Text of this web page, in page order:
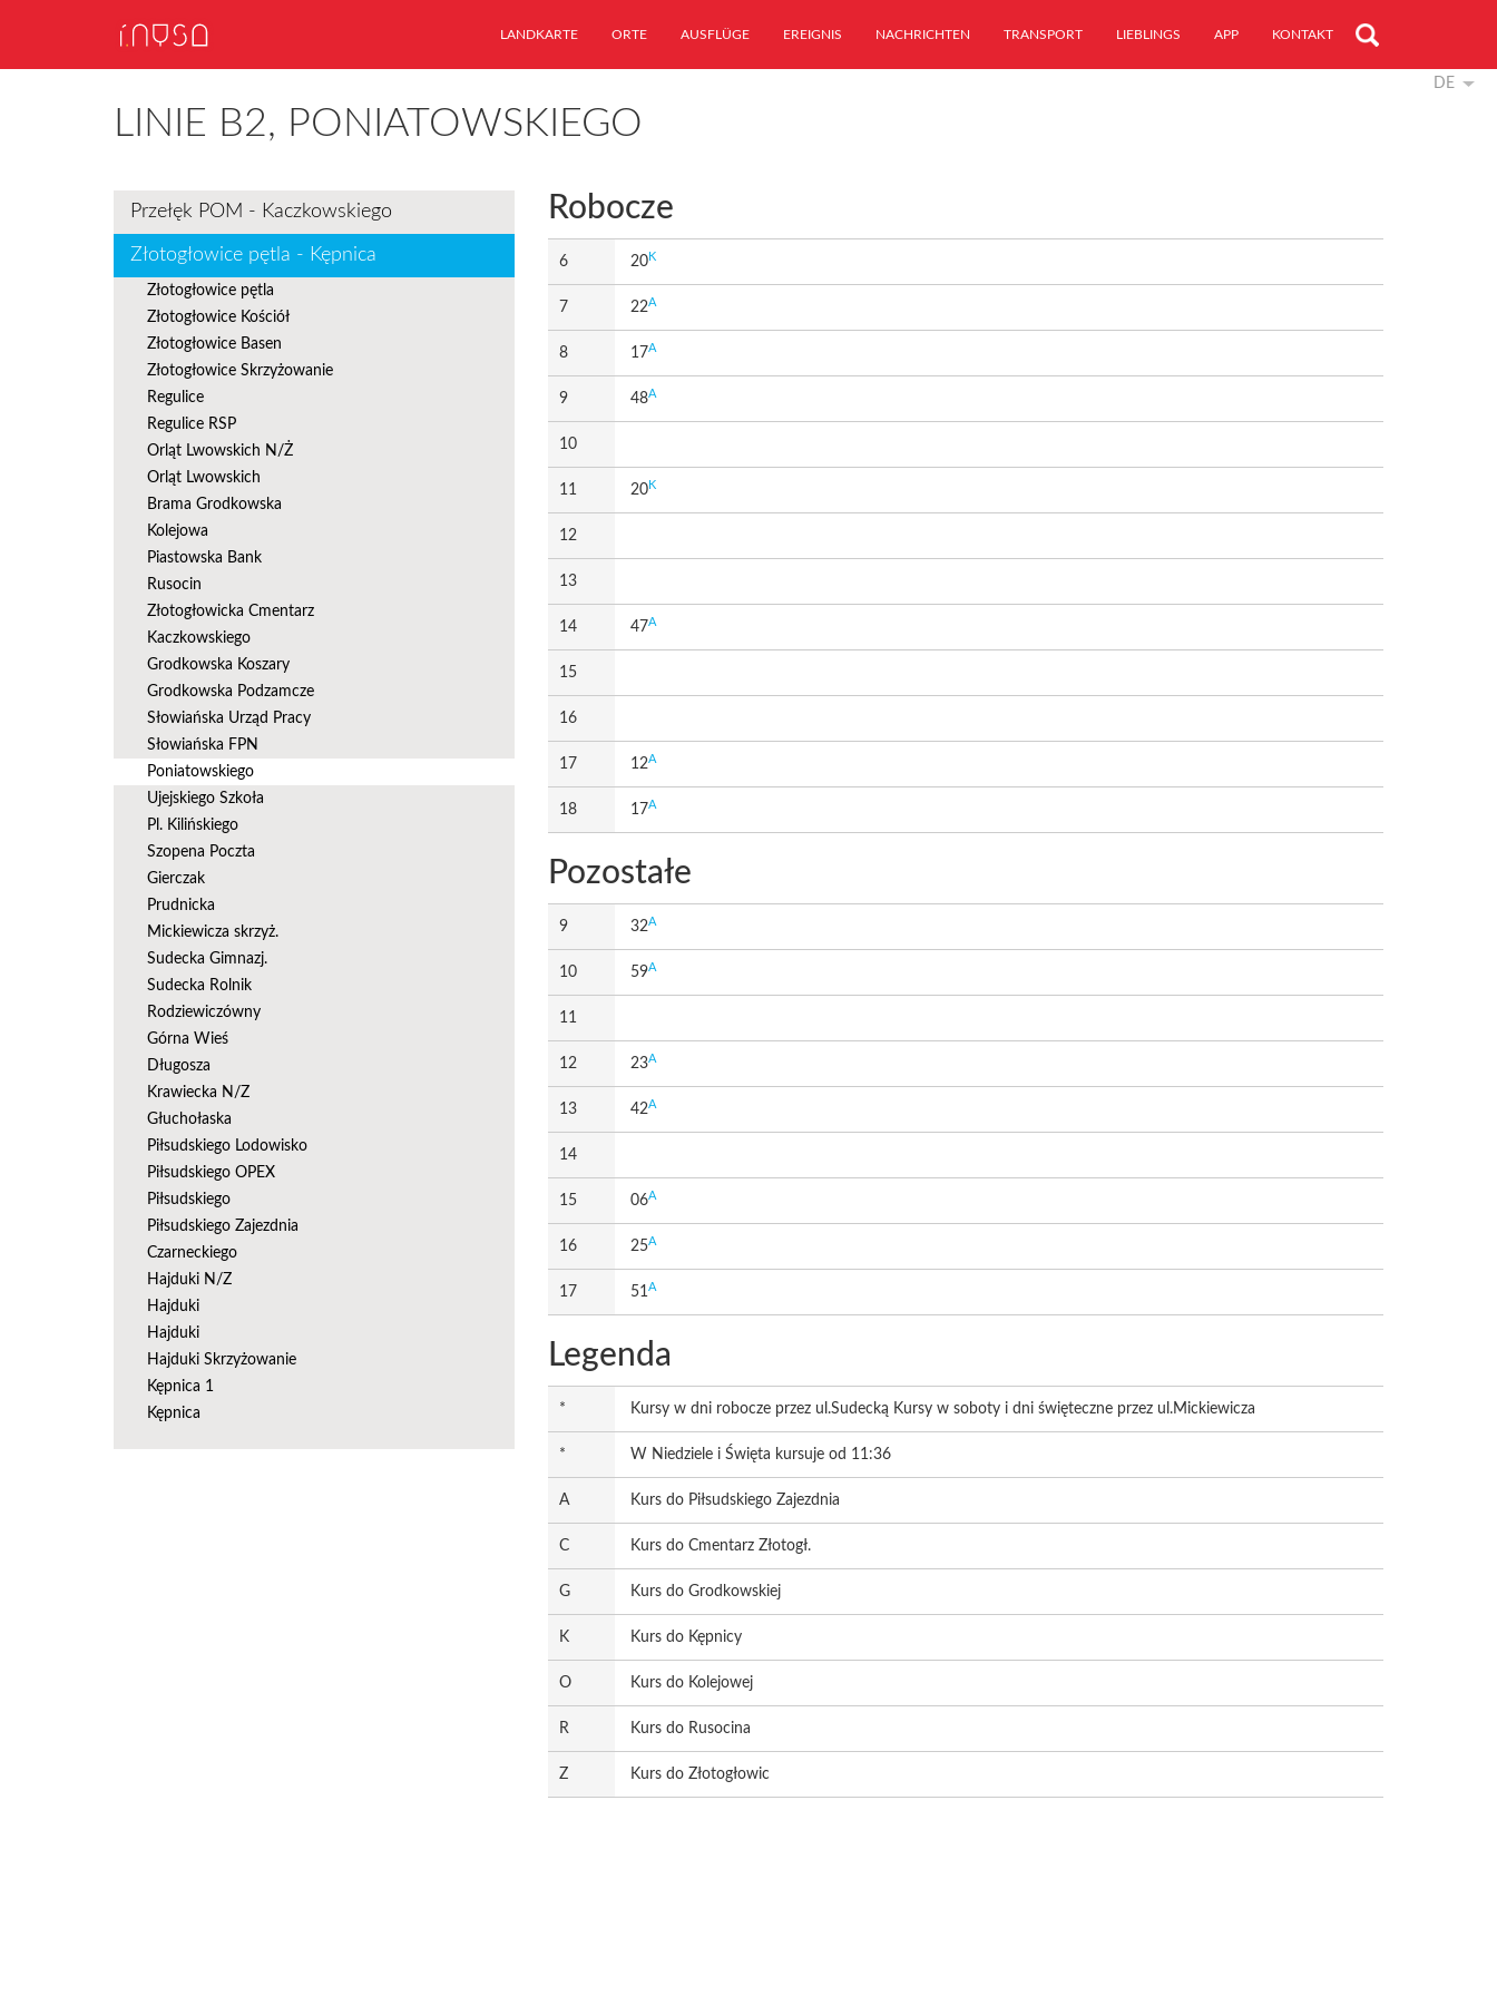
LANDKARTE ORTE AUSFLÜGE EREIGNIS NACHRICHTEN TRANSPORT LIEBLINGS APP KONTAKT
DE
LINIE B2, PONIATOWSKIEGO
Przełęk POM - Kaczkowskiego
Złotogłowice pętla - Kępnica
Złotogłowice pętla
Złotogłowice Kościół
Złotogłowice Basen
Złotogłowice Skrzyżowanie
Regulice
Regulice RSP
Orląt Lwowskich N/Ż
Orląt Lwowskich
Brama Grodkowska
Kolejowa
Piastowska Bank
Rusocin
Złotogłowicka Cmentarz
Kaczkowskiego
Grodkowska Koszary
Grodkowska Podzamcze
Słowiańska Urząd Pracy
Słowiańska FPN
Poniatowskiego
Ujejskiego Szkoła
Pl. Kilińskiego
Szopena Poczta
Gierczak
Prudnicka
Mickiewicza skrzyż.
Sudecka Gimnazj.
Sudecka Rolnik
Rodziewiczówny
Górna Wieś
Długosza
Krawiecka N/Z
Głuchołaska
Piłsudskiego Lodowisko
Piłsudskiego OPEX
Piłsudskiego
Piłsudskiego Zajezdnia
Czarneckiego
Hajduki N/Z
Hajduki
Hajduki
Hajduki Skrzyżowanie
Kępnica 1
Kępnica
Robocze
6 20 K
7 22A
8 17A
9 48A
10
11 20 K
12
13
14 47A
15
16
17 12A
18 17A
Pozostałe
9 32A
10 59A
11
12 23A
13 42A
14
15 06A
16 25A
17 51A
Legenda
* Kursy w dni robocze przez ul.Sudecką Kursy w soboty i dni święteczne przez ul.Mickiewicza
* W Niedziele i Święta kursuje od 11:36
A Kurs do Piłsudskiego Zajezdnia
C Kurs do Cmentarz Złotogł.
G Kurs do Grodkowskiej
K Kurs do Kępnicy
O Kurs do Kolejowej
R Kurs do Rusocina
Z Kurs do Złotogłowic